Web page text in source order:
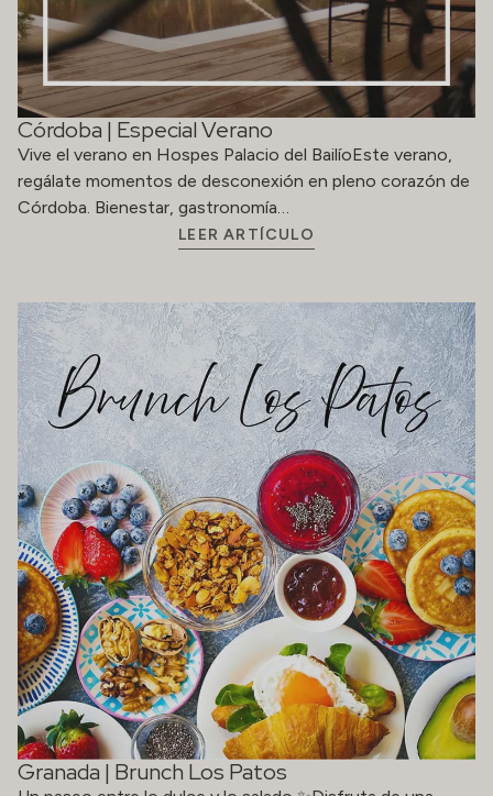
Córdoba | Especial Verano
Vive el verano en Hospes Palacio del BailíoEste verano,
regálate momentos de desconexión en pleno corazón de
Córdoba. Bienestar, gastronomía…
LEER ARTÍCULO
Granada | Brunch Los Patos